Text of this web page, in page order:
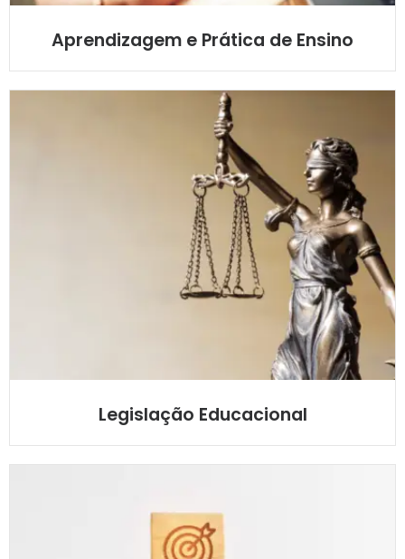
Aprendizagem e Prática de Ensino
Legislação Educacional